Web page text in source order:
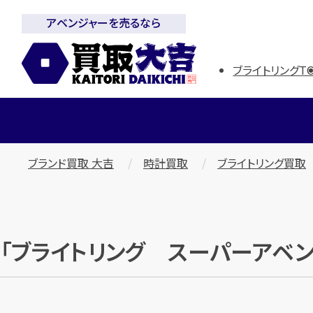
アベンジャーを売るなら
ブライトリング
ブランド買取 大吉 時計買取 ブライトリング買取
「ブライトリング スーパーア